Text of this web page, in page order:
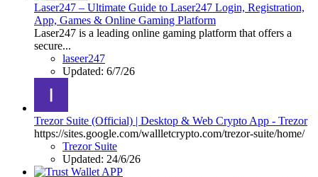
Laser247 – Ultimate Guide to Laser247 Login, Registration,
App, Games & Online Gaming Platform
Laser247 is a leading online gaming platform that offers a
secure...
laseer247
Updated: 6/7/26
Trezor Suite (Official) | Desktop & Web Crypto App - Trezor
https://sites.google.com/wallletcrypto.com/trezor-suite/home/
Trezor Suite
Updated: 24/6/26